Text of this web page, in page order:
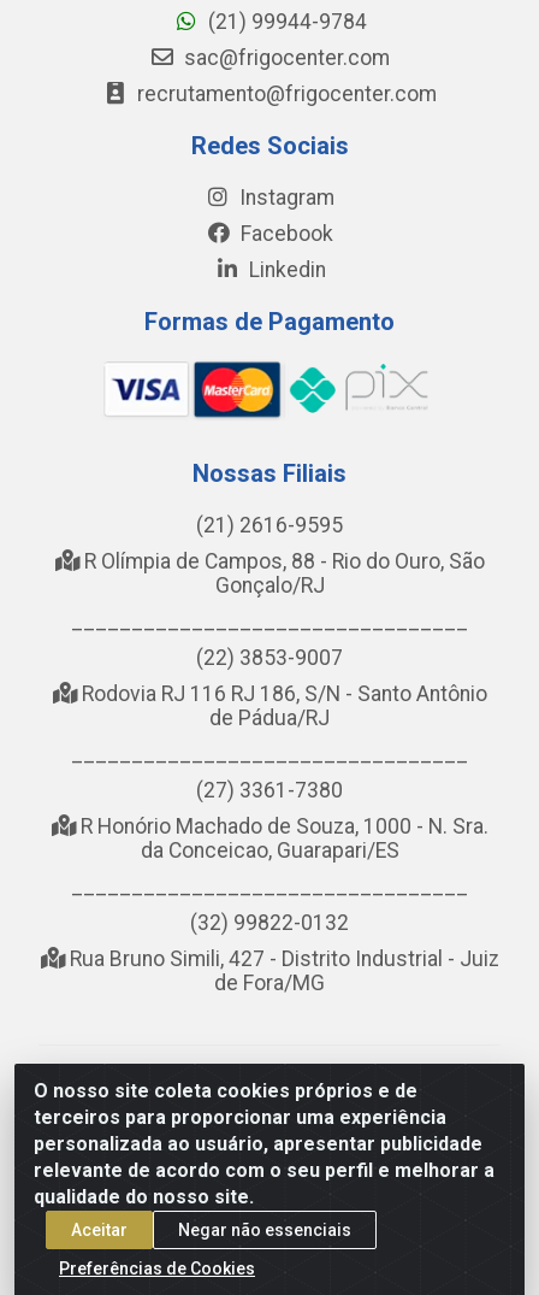
O nosso site coleta cookies próprios e de
terceiros para proporcionar uma experiência
personalizada ao usuário, apresentar publicidade
relevante de acordo com o seu perfil e melhorar a
qualidade do nosso site.
Aceitar
Negar não essenciais
Preferências de Cookies
(21) 99944-9784
sac@frigocenter.com
recrutamento@frigocenter.com
Redes Sociais
Instagram
Facebook
Linkedin
Formas de Pagamento
Nossas Filiais
(21) 2616-9595
R Olímpia de Campos, 88 - Rio do Ouro, São
Gonçalo/RJ
(22) 3853-9007
Rodovia RJ 116 RJ 186, S/N - Santo Antônio
de Pádua/RJ
(27) 3361-7380
R Honório Machado de Souza, 1000 - N. Sra.
da Conceicao, Guarapari/ES
(32) 99822-0132
Rua Bruno Simili, 427 - Distrito Industrial - Juiz
de Fora/MG
NOBREDO COMÉRCIO E LOGÍSTICA LTDA - AV DA
ABDIAS JOSÉ DOS SANTOS, LADO ÍMPAR 8921 - RIO
DO OURO, SÃO GONÇALO/RJ - CEP 24.756-151 - CNPJ
21.074.121/0001-58